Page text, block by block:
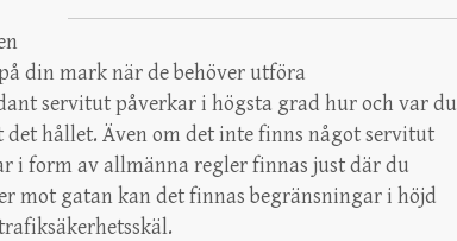
din mark när de behöver utföra
servitut påverkar i högsta grad hur och var du
det hållet. Även om det inte finns något servitut
i form av allmänna regler finnas just där du
mot gatan kan det finnas begränsningar i höjd